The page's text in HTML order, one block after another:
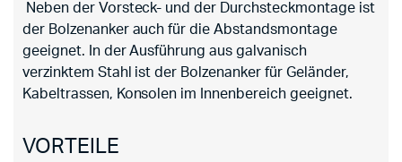
Neben der Vorsteck- und der Durchsteckmontage ist
der Bolzenanker auch für die Abstandsmontage
geeignet. In der Ausführung aus galvanisch
verzinktem Stahl ist der Bolzenanker für Geländer,
Kabeltrassen, Konsolen im Innenbereich geeignet.
VORTEILE